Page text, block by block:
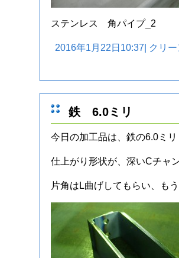
ステンレス 角パイプ_2
2016年1月22日10:37| クリー
鉄 6.0ミリ
今日の加工品は、鉄の6.0ミリ
仕上がり形状が、深いCチャ
片角はL曲げしてもらい、も